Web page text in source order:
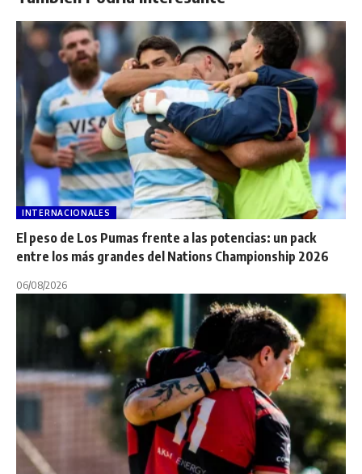
INTERNACIONALES
El peso de Los Pumas frente a las potencias: un pack
entre los más grandes del Nations Championship 2026
06/08/2026